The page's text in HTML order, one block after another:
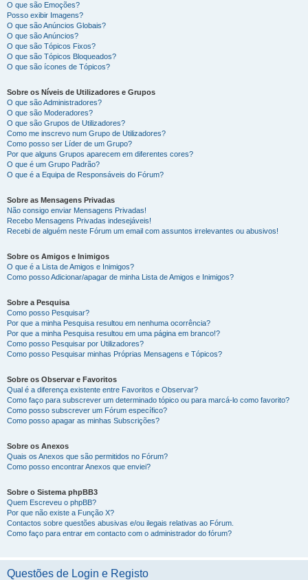
O que são Emoções?
Posso exibir Imagens?
O que são Anúncios Globais?
O que são Anúncios?
O que são Tópicos Fixos?
O que são Tópicos Bloqueados?
O que são ícones de Tópicos?
Sobre os Níveis de Utilizadores e Grupos
O que são Administradores?
O que são Moderadores?
O que são Grupos de Utilizadores?
Como me inscrevo num Grupo de Utilizadores?
Como posso ser Líder de um Grupo?
Por que alguns Grupos aparecem em diferentes cores?
O que é um Grupo Padrão?
O que é a Equipa de Responsáveis do Fórum?
Sobre as Mensagens Privadas
Não consigo enviar Mensagens Privadas!
Recebo Mensagens Privadas indesejáveis!
Recebi de alguém neste Fórum um email com assuntos irrelevantes ou abusivos!
Sobre os Amigos e Inimigos
O que é a Lista de Amigos e Inimigos?
Como posso Adicionar/apagar de minha Lista de Amigos e Inimigos?
Sobre a Pesquisa
Como posso Pesquisar?
Por que a minha Pesquisa resultou em nenhuma ocorrência?
Por que a minha Pesquisa resultou em uma página em branco!?
Como posso Pesquisar por Utilizadores?
Como posso Pesquisar minhas Próprias Mensagens e Tópicos?
Sobre os Observar e Favoritos
Qual é a diferença existente entre Favoritos e Observar?
Como faço para subscrever um determinado tópico ou para marcá-lo como favorito?
Como posso subscrever um Fórum específico?
Como posso apagar as minhas Subscrições?
Sobre os Anexos
Quais os Anexos que são permitidos no Fórum?
Como posso encontrar Anexos que enviei?
Sobre o Sistema phpBB3
Quem Escreveu o phpBB?
Por que não existe a Função X?
Contactos sobre questões abusivas e/ou ilegais relativas ao Fórum.
Como faço para entrar em contacto com o administrador do fórum?
Questões de Login e Registo